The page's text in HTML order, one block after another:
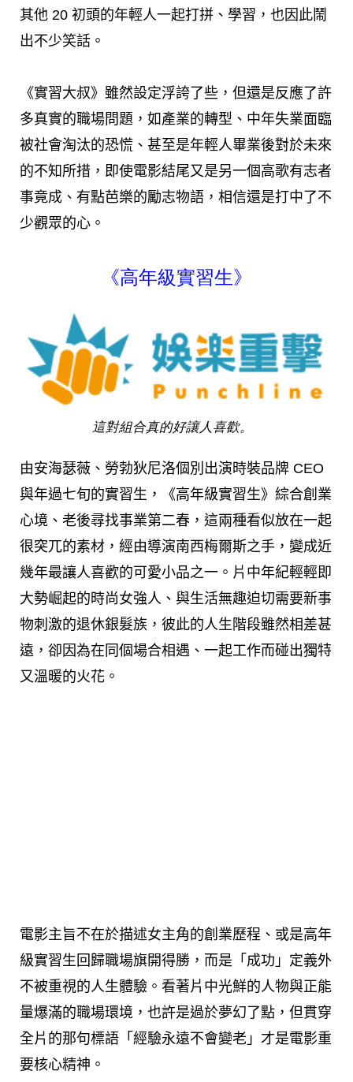
其他 20 初頭的年輕人一起打拼、學習，也因此鬧
出不少笑話。
《實習大叔》雖然設定浮誇了些，但還是反應了許
多真實的職場問題，如產業的轉型、中年失業面臨
被社會淘汰的恐慌、甚至是年輕人畢業後對於未來
的不知所措，即使電影結尾又是另一個高歌有志者
事竟成、有點芭樂的勵志物語，相信還是打中了不
少觀眾的心。
《高年級實習生》
這對組合真的好讓人喜歡。
由安海瑟薇、勞勃狄尼洛個別出演時裝品牌 CEO
與年過七旬的實習生，《高年級實習生》綜合創業
心境、老後尋找事業第二春，這兩種看似放在一起
很突兀的素材，經由導演南西梅爾斯之手，變成近
幾年最讓人喜歡的可愛小品之一。片中年紀輕輕即
大勢崛起的時尚女強人、與生活無趣迫切需要新事
物刺激的退休銀髮族，彼此的人生階段雖然相差甚
遠 ，卻因為在同個場合相遇、一起工作而碰出獨特
又溫暖的火花。
電影主旨不在於描述女主角的創業歷程、或是高年
級實習生回歸職場旗開得勝，而是「成功」定義外
不被重視的人生體驗。看著片中光鮮的人物與正能
量爆滿的職場環境，也許是過於夢幻了點，但貫穿
全片的那句標語「經驗永遠不會變老」才是電影重
要核心精神。